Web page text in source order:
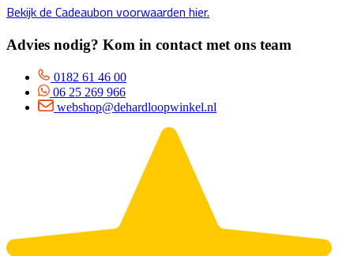
Bekijk de Cadeaubon voorwaarden hier.
Advies nodig? Kom in contact met ons team
0182 61 46 00
06 25 269 966
webshop@dehardloopwinkel.nl